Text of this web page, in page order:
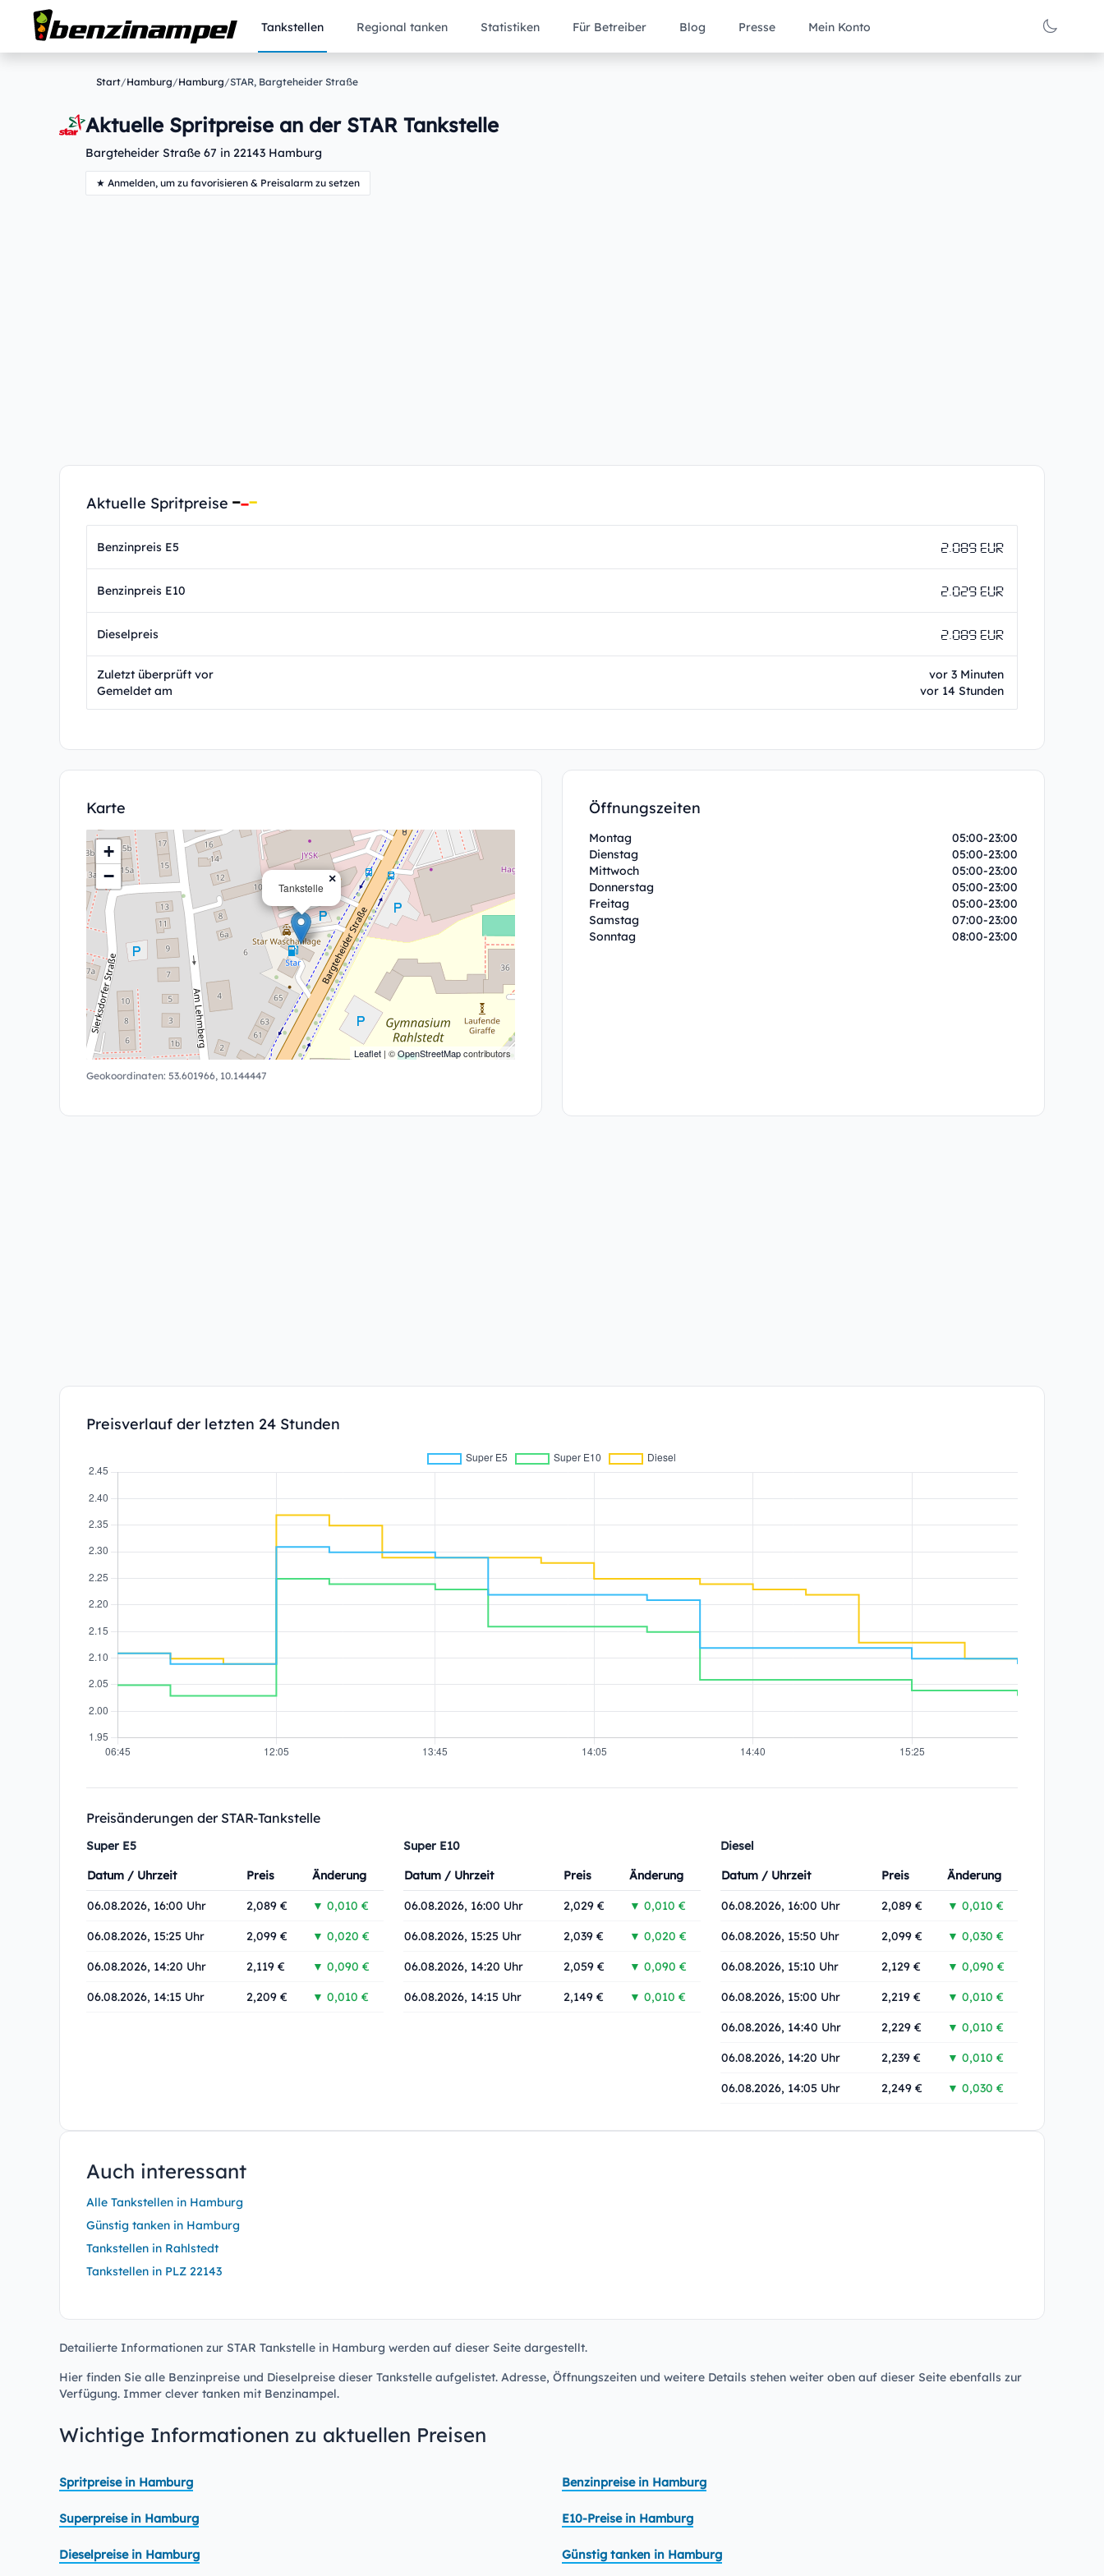
Tankstellen Regional tanken Statistiken Für Betreiber Blog Presse Mein Konto
Start/Hamburg/Hamburg/STAR, Bargteheider Straße
Aktuelle Spritpreise an der STAR Tankstelle
Bargteheider Straße 67 in 22143 Hamburg
★ Anmelden, um zu favorisieren & Preisalarm zu setzen
Aktuelle Spritpreise
Benzinpreis E5 2.089 EUR
Benzinpreis E10 2.029 EUR
Dieselpreis 2.089 EUR
Zuletzt überprüft vor
Gemeldet am
vor 3 Minuten
vor 14 Stunden
Karte
Tankstelle
×
+
−
Leaflet | ©OpenStreetMapcontributors
Geokoordinaten: 53.601966, 10.144447
Öffnungszeiten
Montag
05:00-23:00
Dienstag
05:00-23:00
Mittwoch
05:00-23:00
Donnerstag
05:00-23:00
Freitag
05:00-23:00
Samstag
07:00-23:00
Sonntag
08:00-23:00
Preisverlauf der letzten 24 Stunden
Preisänderungen der STAR-Tankstelle
Super E5
Datum / Uhrzeit
Preis Änderung
06.08.2026, 16:00 Uhr 2,089 € ▼ 0,010 €
06.08.2026, 15:25 Uhr 2,099 € ▼ 0,020 €
06.08.2026, 14:20 Uhr 2,119 € ▼ 0,090 €
06.08.2026, 14:15 Uhr 2,209 € ▼ 0,010 €
Super E10
Datum / Uhrzeit
Preis Änderung
06.08.2026, 16:00 Uhr 2,029 € ▼ 0,010 €
06.08.2026, 15:25 Uhr 2,039 € ▼ 0,020 €
06.08.2026, 14:20 Uhr 2,059 € ▼ 0,090 €
06.08.2026, 14:15 Uhr 2,149 € ▼ 0,010 €
Diesel
Datum / Uhrzeit
Preis Änderung
06.08.2026, 16:00 Uhr 2,089 € ▼ 0,010 €
06.08.2026, 15:50 Uhr 2,099 € ▼ 0,030 €
06.08.2026, 15:10 Uhr 2,129 € ▼ 0,090 €
06.08.2026, 15:00 Uhr 2,219 € ▼ 0,010 €
06.08.2026, 14:40 Uhr 2,229 € ▼ 0,010 €
06.08.2026, 14:20 Uhr 2,239 € ▼ 0,010 €
06.08.2026, 14:05 Uhr 2,249 € ▼ 0,030 €
Auch interessant
Alle Tankstellen in Hamburg
Günstig tanken in Hamburg
Tankstellen in Rahlstedt
Tankstellen in PLZ 22143
Detailierte Informationen zur STAR Tankstelle in Hamburg werden auf dieser Seite dargestellt.
Hier finden Sie alle Benzinpreise und Dieselpreise dieser Tankstelle aufgelistet. Adresse, Öffnungszeiten und weitere Details stehen weiter oben auf dieser Seite ebenfalls zur
Verfügung. Immer clever tanken mit Benzinampel.
Wichtige Informationen zu aktuellen Preisen
Spritpreise in Hamburg Benzinpreise in Hamburg
Superpreise in Hamburg E10-Preise in Hamburg
Dieselpreise in Hamburg Günstig tanken in Hamburg